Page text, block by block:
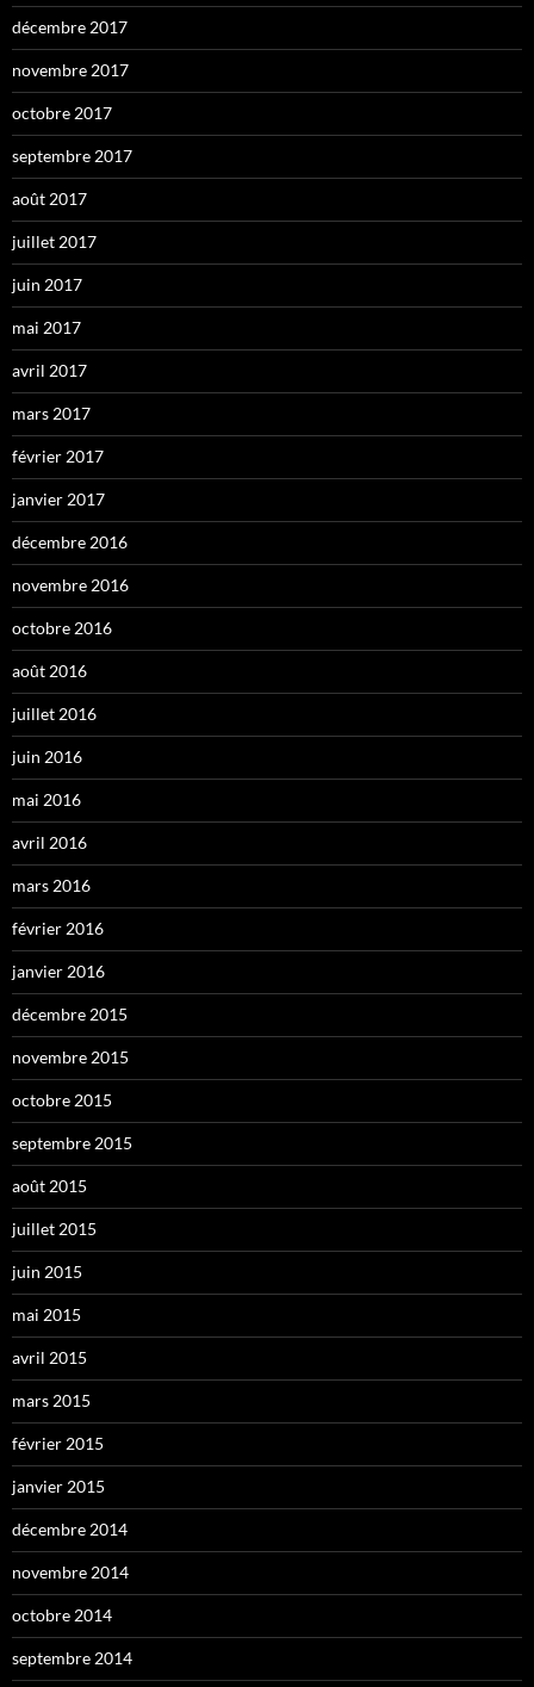
décembre 2017
novembre 2017
octobre 2017
septembre 2017
août 2017
juillet 2017
juin 2017
mai 2017
avril 2017
mars 2017
février 2017
janvier 2017
décembre 2016
novembre 2016
octobre 2016
août 2016
juillet 2016
juin 2016
mai 2016
avril 2016
mars 2016
février 2016
janvier 2016
décembre 2015
novembre 2015
octobre 2015
septembre 2015
août 2015
juillet 2015
juin 2015
mai 2015
avril 2015
mars 2015
février 2015
janvier 2015
décembre 2014
novembre 2014
octobre 2014
septembre 2014